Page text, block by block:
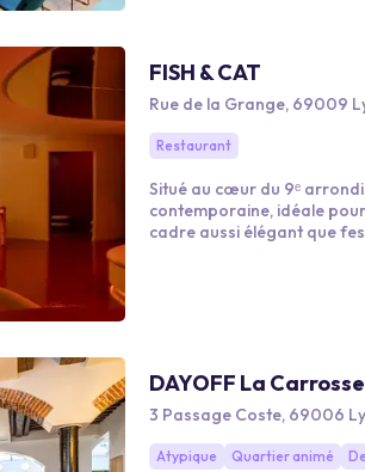
FISH & CAT
Rue de la Grange, 69009
Restaurant
Situé au cœur du 9ᵉ
contemporaine, idéale
cadre aussi élégant que
véritable point de rencontre
événements d’entreprise,
parfaitement aux
DAYOFF La
3 Passage Coste, 69006
Atypique Quartier animé